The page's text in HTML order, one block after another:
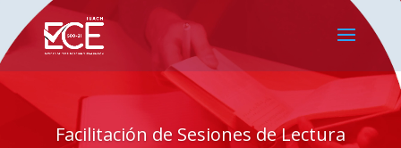
Facilitación de Sesiones de Lectura
de
vídeo